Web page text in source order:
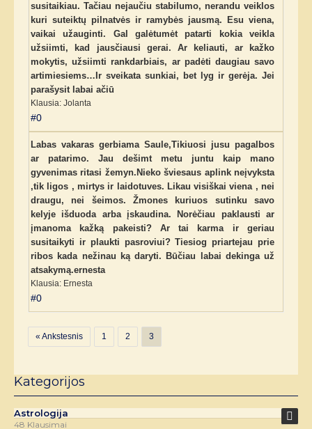
susitaikiau. Tačiau nejaučiu stabilumo, nerandu veiklos
kuri suteiktų pilnatvės ir ramybės jausmą. Esu viena,
vaikai užauginti. Gal galėtumėt patarti kokia veikla
užsiimti, kad jausčiausi gerai. Ar keliauti, ar kažko
mokytis, užsiimti rankdarbiais, ar padėti daugiau savo
artimiesiems…Ir sveikata sunkiai, bet lyg ir gerėja. Jei
parašysit labai ačiū
Klausia: Jolanta
#0
Labas vakaras gerbiama Saule,Tikiuosi jusu pagalbos
ar patarimo. Jau dešimt metu juntu kaip mano
gyvenimas ritasi žemyn.Nieko šviesaus aplink neįvyksta
,tik ligos , mirtys ir laidotuves. Likau visiškai viena , nei
draugu, nei šeimos. Žmones kuriuos sutinku savo
kelyje išduoda arba įskaudina. Norėčiau paklausti ar
įmanoma kažką pakeisti? Ar tai karma ir geriau
susitaikyti ir plaukti pasroviui? Tiesiog priartejau prie
ribos kada nežinau ką daryti. Būčiau labai dekinga už
atsakymą.ernesta
Klausia: Ernesta
#0
« Ankstesnis 1 2 3
Kategorijos
Astrologija
48 Klausimai